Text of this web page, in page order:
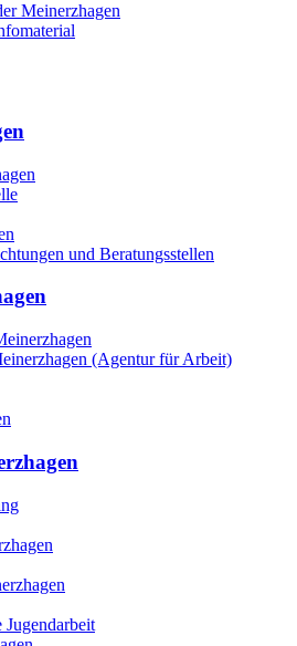
Meinerzhagen
und Beratungsstellen
(Agentur für Arbeit)